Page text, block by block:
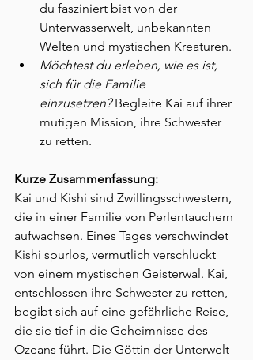
du fasziniert bist von der
Unterwasserwelt, unbekannten
Welten und mystischen Kreaturen.
Möchtest du erleben, wie es ist,
sich für die Familie
einzusetzen? Begleite Kai auf ihrer
mutigen Mission, ihre Schwester
zu retten.
Kurze Zusammenfassung:
Kai und Kishi sind Zwillingsschwestern,
die in einer Familie von Perlentauchern
aufwachsen. Eines Tages verschwindet
Kishi spurlos, vermutlich verschluckt
von einem mystischen Geisterwal. Kai,
entschlossen ihre Schwester zu retten,
begibt sich auf eine gefährliche Reise,
die sie tief in die Geheimnisse des
Ozeans führt. Die Göttin der Unterwelt